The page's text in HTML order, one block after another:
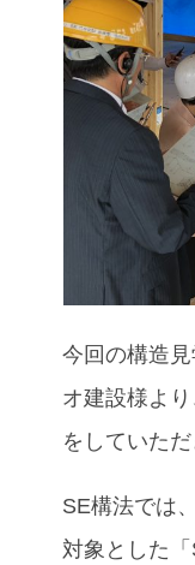
今回の構造
オ建設様より
をしていただ
SE構法では、
対象とした「